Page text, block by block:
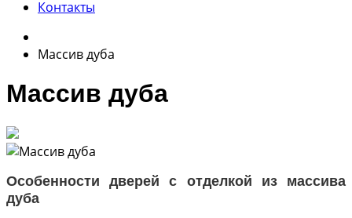
Контакты
Массив дуба
Массив дуба
Особенности дверей с отделкой из массива
дуба